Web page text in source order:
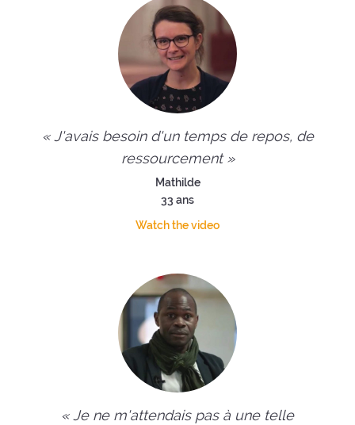
« J'avais besoin d'un temps de repos, de
ressourcement »
Mathilde
33 ans
Watch the video
« Je ne m'attendais pas à une telle